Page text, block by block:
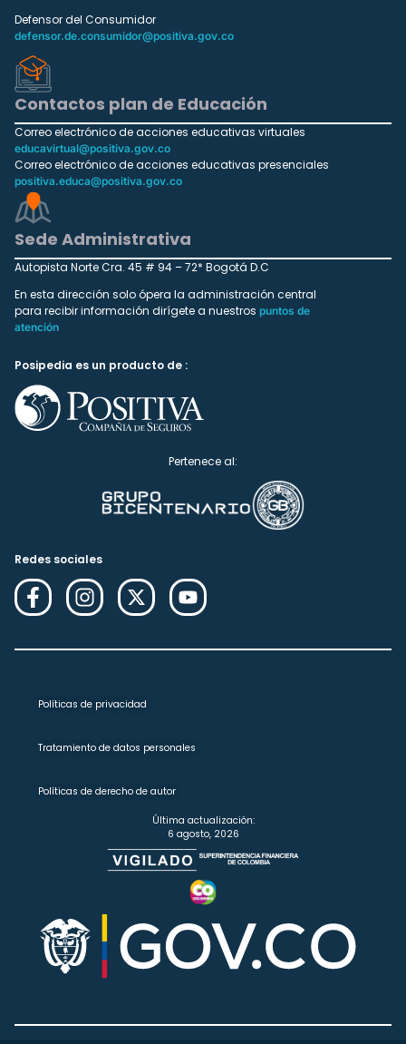
Defensor del Consumidor
defensor.de.consumidor@positiva.gov.co
Contactos plan de Educación
Correo electrónico de acciones educativas virtuales
educavirtual@positiva.gov.co
Correo electrónico de acciones educativas presenciales
positiva.educa@positiva.gov.co
Sede Administrativa
Autopista Norte Cra. 45 # 94 – 72* Bogotá D.C
En esta dirección solo ópera la administración central
para recibir información dirígete a nuestros puntos de
atención
Posipedia es un producto de :
Pertenece al:
Redes sociales
Políticas de privacidad
Tratamiento de datos personales
Políticas de derecho de autor
Última actualización:
6 agosto, 2026